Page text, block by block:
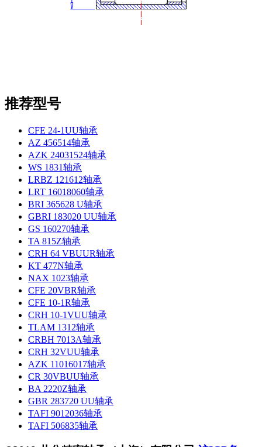
推荐型号
CFE 24-1UU轴承
AZ 456514轴承
AZK 24031524轴承
WS 1831轴承
LRBZ 121612轴承
LRT 16018060轴承
BRI 365628 U轴承
GBRI 183020 UU轴承
GS 160270轴承
TA 815Z轴承
CRH 64 VBUUR轴承
KT 477N轴承
NAX 1023轴承
CFE 20VBR轴承
CFE 10-1R轴承
CRH 10-1VUU轴承
TLAM 1312轴承
CRBH 7013A轴承
CRH 32VUU轴承
AZK 11016017轴承
CR 30VBUU轴承
BA 2220Z轴承
GBR 283720 UU轴承
TAFI 9012036轴承
TAFI 506835轴承